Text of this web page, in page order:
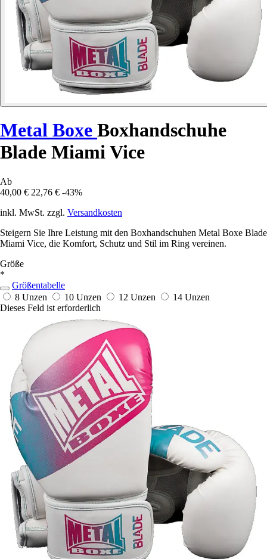
Metal Boxe Boxhandschuhe
Blade Miami Vice
Ab
40,00 € 22,76 € -43%
inkl. MwSt. zzgl. Versandkosten
Steigern Sie Ihre Leistung mit den Boxhandschuhen Metal Boxe Blade
Miami Vice, die Komfort, Schutz und Stil im Ring vereinen.
Größe
*
Größentabelle
8 Unzen
10 Unzen 12 Unzen
14 Unzen
Dieses Feld ist erforderlich